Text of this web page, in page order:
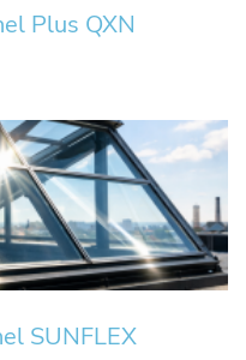
Plus QXN
SUNFLEX